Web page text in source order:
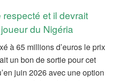
respecté et il devrait
du Nigéria
à 65 millions d’euros le prix
un bon de sortie pour cet
juin 2026 avec une option